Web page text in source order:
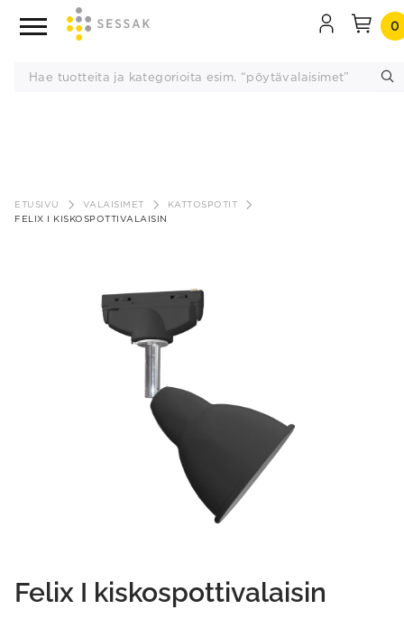
sisältöön
0
ETUSIVU VALAISIMET
KATTOSPOTIT
FELIX I KISKOSPOTTIVALAISIN
Felix I kiskospottivalaisin